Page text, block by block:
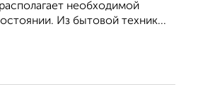
необходимой
Из бытовой техник...